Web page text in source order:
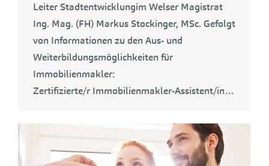
Leiter Stadtentwicklungim Welser Magistrat
Ing. Mag. (FH) Markus Stockinger, MSc. Gefolgt
von Informationen zu den Aus- und
Weiterbildungsmöglichkeiten für
Immobilienmakler:
Zertifizierte/r Immobilienmakler-Assistent/in…